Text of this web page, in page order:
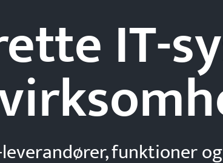
IT-
funktioner